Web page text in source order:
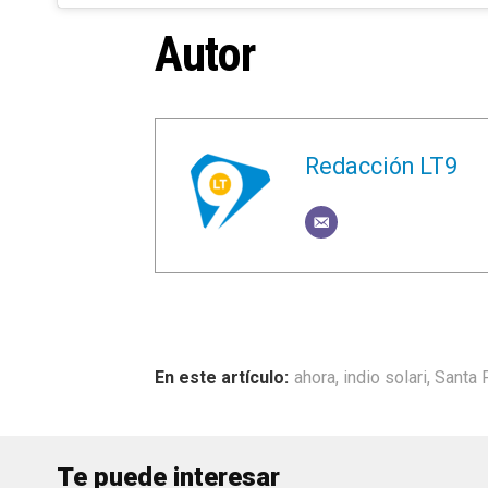
Autor
Redacción LT9
ahora, indio solari, Santa
Te puede interesar